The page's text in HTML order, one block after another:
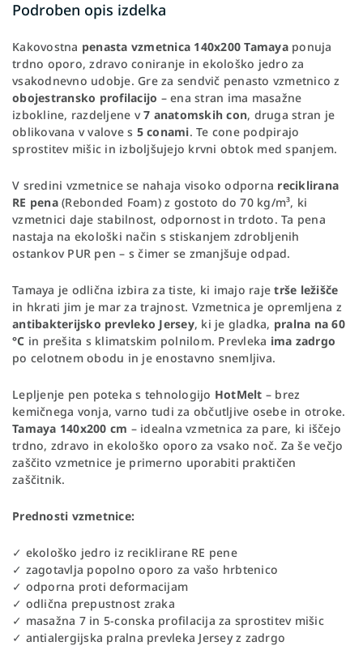
Podroben opis izdelka
Kakovostna penasta vzmetnica 140x200 Tamayaponuja
trdno oporo, zdravo coniranje in ekološko jedro za
vsakodnevno udobje. Gre za sendvič penasto vzmetnico z
obojestransko profilacijo – ena stran ima masažne
izbokline, razdeljene v7 anatomskih con, druga stran je
oblikovana v valove s 5 conami. Te cone podpirajo
sprostitev mišic in izboljšujejo krvni obtok med spanjem.
V sredini vzmetnice se nahaja visoko odporna reciklirana
RE pena(Rebonded Foam) z gostoto do 70 kg/m³, ki
vzmetnici daje stabilnost, odpornost in trdoto. Ta pena
nastaja na ekološki način s stiskanjem zdrobljenih
ostankov PUR pen – s čimer se zmanjšuje odpad.
Tamaya je odlična izbira za tiste, ki imajo rajetrše ležišče
in hkrati jim je mar za trajnost. Vzmetnica je opremljena z
antibakterijsko prevleko Jersey, ki je gladka, pralna na 60
°C in prešita s klimatskim polnilom. Prevleka ima zadrgo
po celotnem obodu in je enostavno snemljiva.
Lepljenje pen poteka s tehnologijo HotMelt – brez
kemičnega vonja, varno tudi za občutljive osebe in otroke.
Tamaya 140x200 cm – idealna vzmetnica za pare, ki iščejo
trdno, zdravo in ekološko oporo za vsako noč. Za še večjo
zaščito vzmetnice je primerno uporabiti praktičen
zaščitnik.
Prednosti vzmetnice:
✓ ekološko jedro iz reciklirane RE pene
✓ zagotavlja popolno oporo za vašo hrbtenico
✓ odporna proti deformacijam
✓ odlična prepustnost zraka
✓ masažna 7 in 5-conska profilacija za sprostitev mišic
✓ antialergijska pralna prevleka Jersey z zadrgo